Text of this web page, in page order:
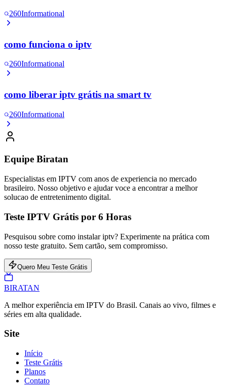
260Informational
como funciona o iptv
260Informational
como liberar iptv grátis na smart tv
260Informational
Equipe Biratan
Especialistas em IPTV com anos de experiencia no mercado
brasileiro. Nosso objetivo e ajudar voce a encontrar a melhor
solucao de entretenimento digital.
Teste IPTV Grátis por 6 Horas
Pesquisou sobre como instalar iptv? Experimente na prática com
nosso teste gratuito. Sem cartão, sem compromisso.
Quero Meu Teste Grátis
BIRATAN
A melhor experiência em IPTV do Brasil. Canais ao vivo, filmes e
séries em alta qualidade.
Site
Início
Teste Grátis
Planos
Contato